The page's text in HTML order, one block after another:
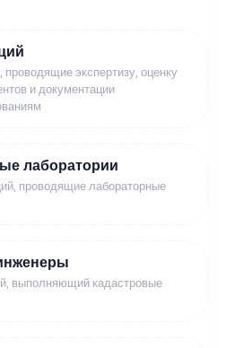
проводящие экспертизу, оценку
и документации
лаборатории
проводящие лабораторные
выполняющий кадастровые